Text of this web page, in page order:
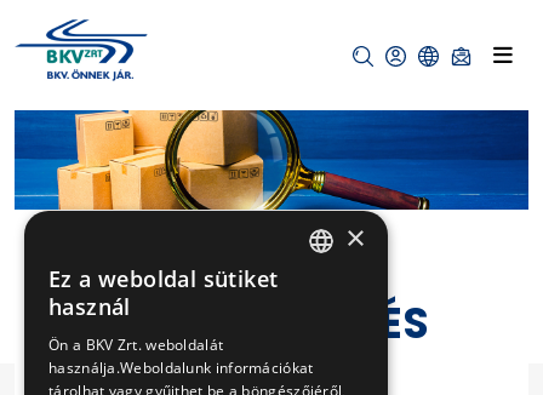
VÁLTÓTALPFA ÉS
EGYÉB FAIPARI
×
Ez a weboldal sütiket
használ
Ön a BKV Zrt. weboldalát
használja.Weboldalunk információkat
tárolhat vagy gyűjthet be a böngészőjéről,